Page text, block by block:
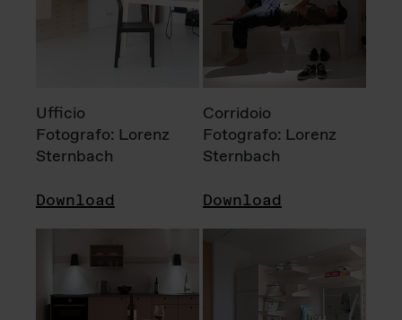
Ufficio
Fotografo: Lorenz
Sternbach
Download
Corridoio
Fotografo: Lorenz
Sternbach
Download